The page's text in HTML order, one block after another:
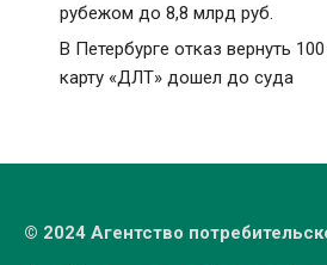
рубежом до 8,8 млрд руб.
В Петербурге отказ вернуть
карту «ДЛТ» дошел до суда
© 2024 Агентство